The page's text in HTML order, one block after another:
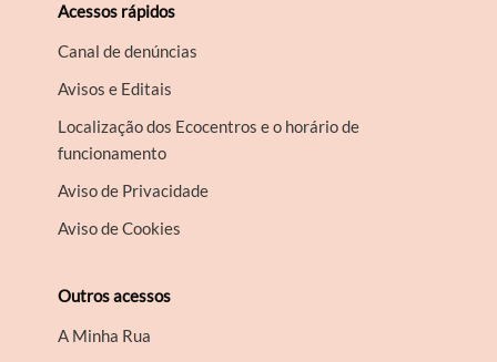
Acessos rápidos
Canal de denúncias
Avisos e Editais
Localização dos Ecocentros e o horário de
funcionamento
Aviso de Privacidade
Aviso de Cookies
Outros acessos
A Minha Rua